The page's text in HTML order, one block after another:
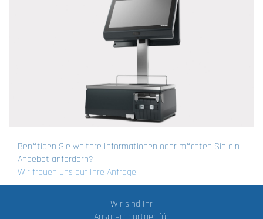
Benötigen Sie weitere Informationen oder möchten Sie ein
Angebot anfordern?
Wir freuen uns auf Ihre Anfrage.
Wir sind Ihr